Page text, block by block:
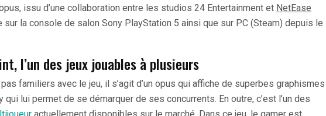
issu d’une collaboration entre les studios 24 Entertainment et NetEase
la console de salon Sony PlayStation 5 ainsi que sur PC (Steam) depuis le
l’un des jeux jouables à plusieurs
familiers avec le jeu, il s’agit d’un opus qui affiche de superbes graphismes
qui lui permet de se démarquer de ses concurrents. En outre, c’est l’un des